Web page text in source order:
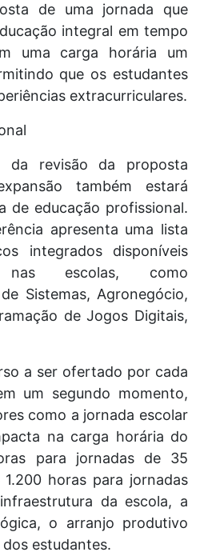
de uma jornada que
integral em tempo
uma carga horária um
que os estudantes
extracurriculares.
da revisão da proposta
também estará
de educação profissional.
apresenta uma lista
integrados disponíveis
escolas, como
Sistemas, Agronegócio,
de Jogos Digitais,
a ser ofertado por cada
um segundo momento,
como a jornada escolar
na carga horária do
para jornadas de 35
1.200 horas para jornadas
da escola, a
o arranjo produtivo
estudantes.